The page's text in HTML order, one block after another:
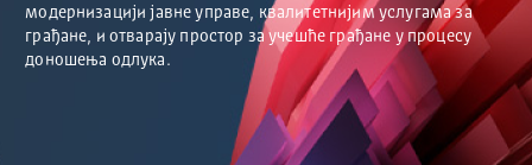
модернизацији јавне управе, квалитетнијим услугама за
грађане, и отварају простор за учешће грађане у процесу
доношења одлука.